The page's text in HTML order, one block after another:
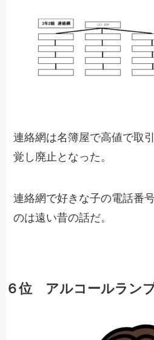
連絡網は名簿屋で高値で取
覚し廃止となった。
連絡網で好きな子の電話番
のは遠い昔の話だ。
６位 アルコールラン